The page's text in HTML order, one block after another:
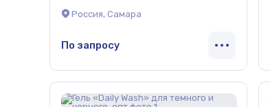
Россия, Самара
По запросу